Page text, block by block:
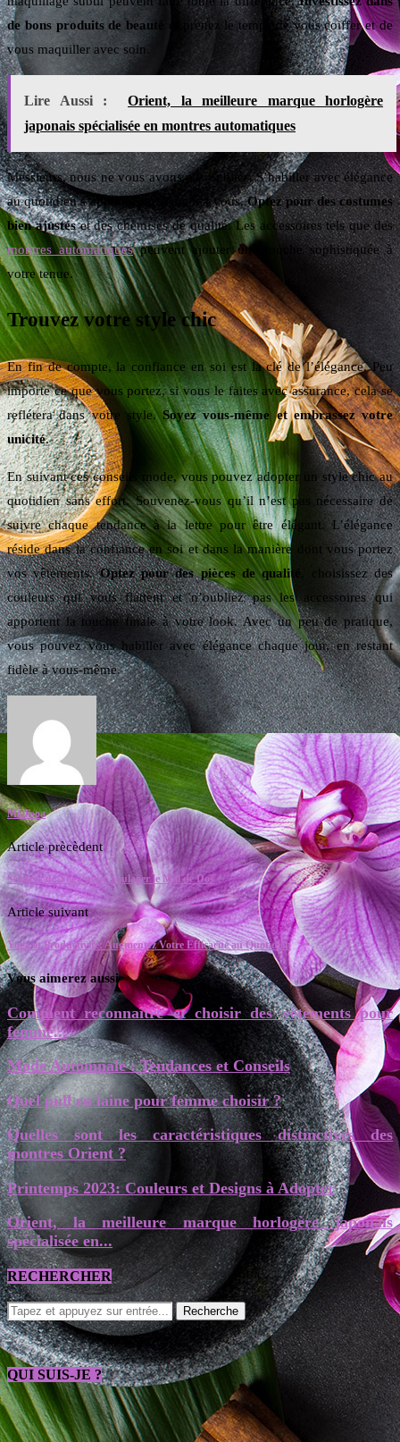
de bons produits de beauté
et prenez le temps de vous coiffer et de
vous maquiller avec soin.
Lire Aussi :
Orient, la meilleure marque horlogère
japonais spécialisée en montres automatiques
Messieurs, nous ne vous avons pas oubliés. S’habiller avec élégance
au quotidien s’applique également à vous.Optez pour des costumes
bien ajustéset des chemises de qualité. Les accessoires tels que des
montres automatiquespeuvent ajouter une touche sophistiquée à
votre tenue.
Trouvez votre style chic
En fin de compte, la confiance en soi est la clé de l’élégance. Peu
importe ce que vous portez, si vous le faites avec assurance, cela se
reflétera dans votre style.Soyez vous-même et embrassez votre
unicité.
En suivant ces conseils mode, vous pouvez adopter un style chic au
quotidien sans effort. Souvenez-vous qu’il n’est pas nécessaire de
suivre chaque tendance à la lettre pour être élégant. L’élégance
réside dans la confiance en soi et dans la manière dont vous portez
vos vêtements.Optez pour des pièces de qualité
, choisissez des
couleurs qui vous flattent et n’oubliez pas les accessoires qui
apportent la touche finale à votre look. Avec un peu de pratique,
vous pouvez vous habiller avec élégance chaque jour, en restant
fidèle à vous-même.
Mialisoa
Article prècèdent
Séances de Yoga pour Soulager le Mal de Dos
Article suivant
Yoga et Productivité: Augmentez Votre Efficacité au Quotidien
Vous aimerez aussi
Comment reconnaître et choisir des vêtements pour
femme...
Mode Automnale : Tendances et Conseils
Quel pull en laine pour femme choisir ?
Quelles sont les caractéristiques distinctives des
montres Orient ?
Printemps 2023: Couleurs et Designs à Adopter
Orient, la meilleure marque horlogère japonais
spécialisée en...
RECHERCHER
QUI SUIS-JE ?